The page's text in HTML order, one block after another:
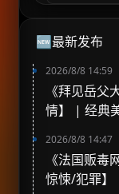
🆕最新发布
2026/8/8 14:59
《拜见岳父
情】 | 经典
2026/8/8 14:47
《法国贩
惊悚/犯罪】